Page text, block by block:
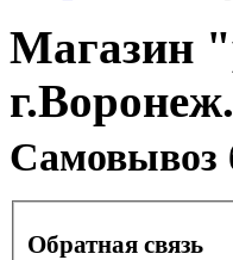
Магазин
Cамовывоз
Обратная связь